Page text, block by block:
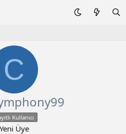
C
Kullanıcı
Yeni Üye